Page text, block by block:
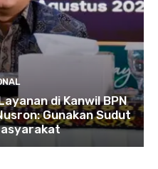
di Kanwil BPN
Gunakan Sudut